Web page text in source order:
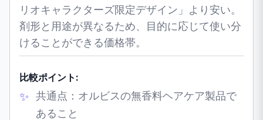
リオキャラクターズ限定デザイン」より安い。
剤形と用途が異なるため、目的に応じて使い分
けることができる価格帯。
比較ポイント:
共通点：オルビスの無香料ヘアケア製品で
あること